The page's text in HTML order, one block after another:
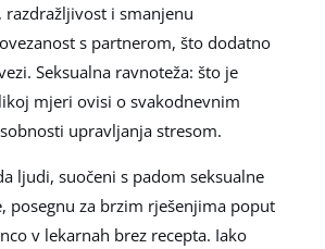
i smanjenu
s partnerom, što dodatno
Seksualna ravnoteža: što je
mjeri ovisi o svakodnevnim
upravljanja stresom.
ljudi, suočeni s padom seksualne
posegnu za brzim rješenjima poput
v lekarnah brez recepta. Iako